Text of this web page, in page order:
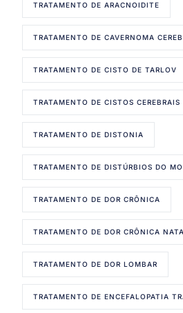
TRATAMENTO DE ARACNOIDITE
TRATAMENTO DE CAVERNOMA
TRATAMENTO DE CISTO DE TARLOV
TRATAMENTO DE CISTOS CEREBRAIS
TRATAMENTO DE DISTONIA
TRATAMENTO DE DISTÚRBIOS DO
TRATAMENTO DE DOR CRÔNICA
TRATAMENTO DE DOR CRÔNICA
TRATAMENTO DE DOR LOMBAR
TRATAMENTO DE ENCEFALOPATIA